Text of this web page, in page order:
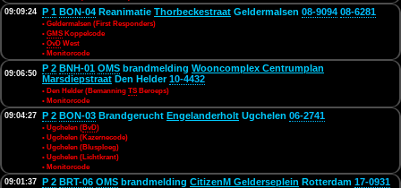
09:09:24 P 1 BON-04 Reanimatie Thorbeckestraat Geldermalsen 08-9094 08-6281
• Geldermalsen (First Responders)
• GMS Koppelcode
• OvD West
• Monitorcode
09:06:50 P 2 BNH-01 OMS brandmelding Wooncomplex Centrumplan
Marsdiepstraat Den Helder10-4432
• Den Helder (Bemanning TS Beroeps)
• Monitorcode
09:04:27 P 2 BON-03 Brandgerucht Engelanderholt Ugchelen 06-2741
• Ugchelen (BvD)
• Ugchelen (Kazernecode)
• Ugchelen (Blusploeg)
• Ugchelen (Lichtkrant)
• Monitorcode
09:01:37 P 2 BRT-06 OMS brandmelding CitizenM Gelderseplein Rotterdam 17-0931